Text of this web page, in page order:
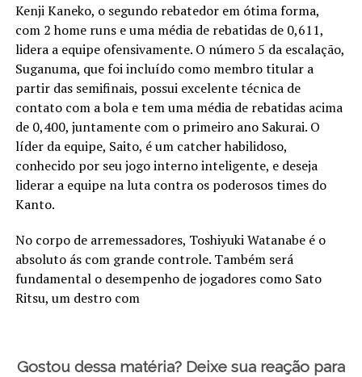
Kenji Kaneko, o segundo rebatedor em ótima forma,
com 2 home runs e uma média de rebatidas de 0,611,
lidera a equipe ofensivamente. O número 5 da escalação,
Suganuma, que foi incluído como membro titular a
partir das semifinais, possui excelente técnica de
contato com a bola e tem uma média de rebatidas acima
de 0,400, juntamente com o primeiro ano Sakurai. O
líder da equipe, Saito, é um catcher habilidoso,
conhecido por seu jogo interno inteligente, e deseja
liderar a equipe na luta contra os poderosos times do
Kanto.
No corpo de arremessadores, Toshiyuki Watanabe é o
absoluto ás com grande controle. Também será
fundamental o desempenho de jogadores como Sato
Ritsu, um destro com
Gostou dessa matéria? Deixe sua reação para